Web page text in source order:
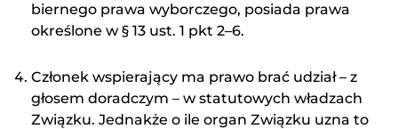
biernego prawa wyborczego, posiada prawa
określone w § 13 ust. 1 pkt 2–6.
Członek wspierający ma prawo brać udział – z
głosem doradczym – w statutowych władzach
Związku. Jednakże o ile organ Związku uzna to